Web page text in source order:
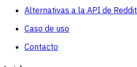
Alternativas a la API de Reddit
Caso de uso
Contacto